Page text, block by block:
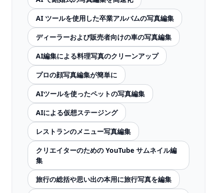
AI ツールを使用した卒業アルバムの写真編集
ディーラーおよび販売者向けの車の写真編集
AI編集による料理写真のクリーンアップ
プロの顔写真編集が簡単に
AIツールを使ったペットの写真編集
AIによる仮想ステージング
レストランのメニュー写真編集
クリエイターのための YouTube サムネイル編
集
旅行の総括や思い出の本用に旅行写真を編集